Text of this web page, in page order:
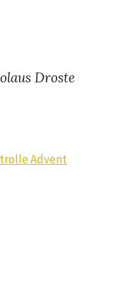
Droste
Advent